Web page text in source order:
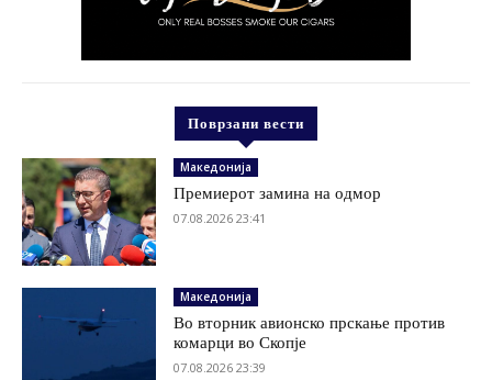
Поврзани вести
Македонија
Премиерот замина на одмор
07.08.2026 23:41
Македонија
Во вторник авионско прскање против
комарци во Скопје
07.08.2026 23:39